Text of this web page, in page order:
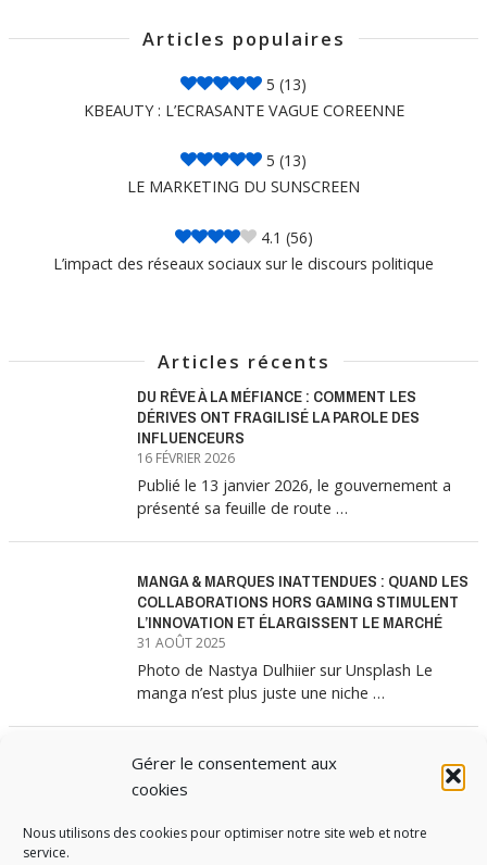
Gérer le consentement aux
cookies
Nous utilisons des cookies pour optimiser notre site web et notre
service.
Articles populaires
5 (13)
KBEAUTY : L’ECRASANTE VAGUE COREENNE
5 (13)
LE MARKETING DU SUNSCREEN
4.1 (56)
L’impact des réseaux sociaux sur le discours politique
Articles récents
DU RÊVE À LA MÉFIANCE : COMMENT LES
DÉRIVES ONT FRAGILISÉ LA PAROLE DES
INFLUENCEURS
16 FÉVRIER 2026
Publié le 13 janvier 2026, le gouvernement a
présenté sa feuille de route …
MANGA & MARQUES INATTENDUES : QUAND LES
COLLABORATIONS HORS GAMING STIMULENT
L’INNOVATION ET ÉLARGISSENT LE MARCHÉ
31 AOÛT 2025
Photo de Nastya Dulhiier sur Unsplash Le
manga n’est plus juste une niche …
MANGA & MARQUES : ANATOMIE D’UNE
ALLIANCE MARKETING GAGNANTE
Les interminables files d’attente devant les